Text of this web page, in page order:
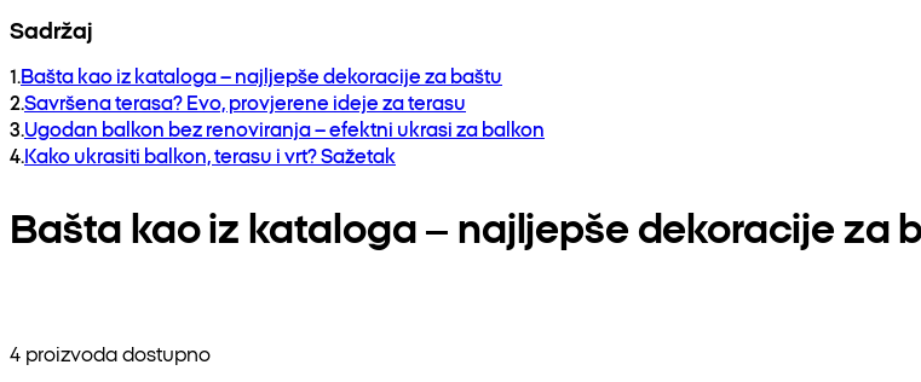
Sadržaj
1.Bašta kao iz kataloga – najljepše dekoracije za baštu
2.Savršena terasa? Evo, provjerene ideje za terasu
3.Ugodan balkon bez renoviranja – efektni ukrasi za balkon
4.Kako ukrasiti balkon, terasu i vrt? Sažetak
Bašta kao iz kataloga – najljepše dekoracije za
4 proizvoda dostupno